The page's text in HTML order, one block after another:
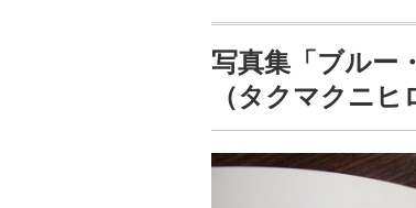
写真集「ブルー
（タクマクニヒ